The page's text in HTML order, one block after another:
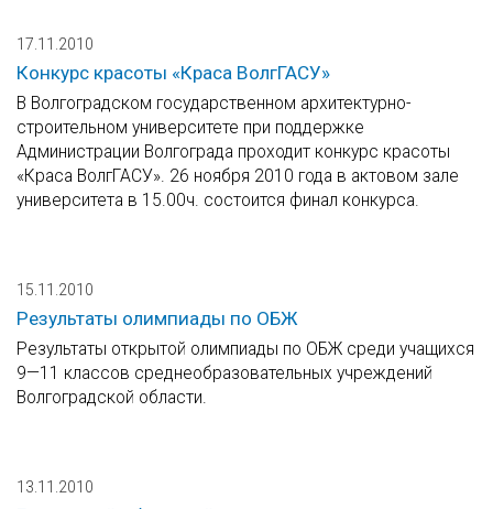
17.11.2010
Конкурс красоты «Краса ВолгГАСУ»
В Волгоградском государственном архитектурно-
строительном университете при поддержке
Администрации Волгограда проходит конкурс красоты
«Краса ВолгГАСУ». 26 ноября 2010 года в актовом зале
университета в 15.00ч. состоится финал конкурса.
15.11.2010
Результаты олимпиады по ОБЖ
Результаты открытой олимпиады по ОБЖ среди учащихся
9—11 классов среднеобразовательных учреждений
Волгоградской области.
13.11.2010